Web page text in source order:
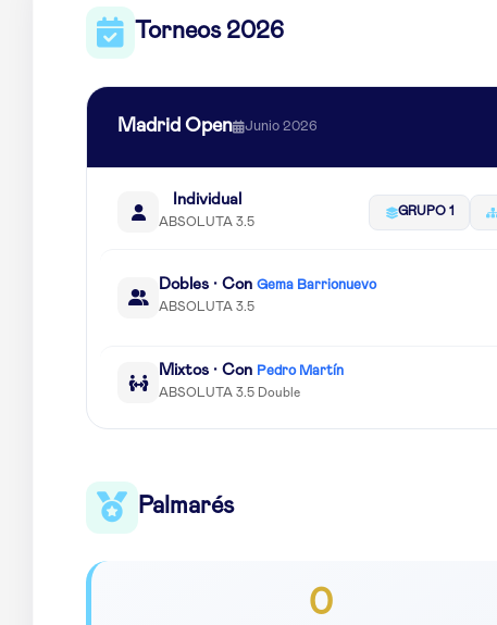
Torneos 2026
Madrid Open Junio 2026
Individual
ABSOLUTA 3.5
GRUPO 1
Dobles · Con Gema Barrionuevo
ABSOLUTA 3.5
Mixtos · Con Pedro Martín
ABSOLUTA 3.5 Double
Palmarés
0